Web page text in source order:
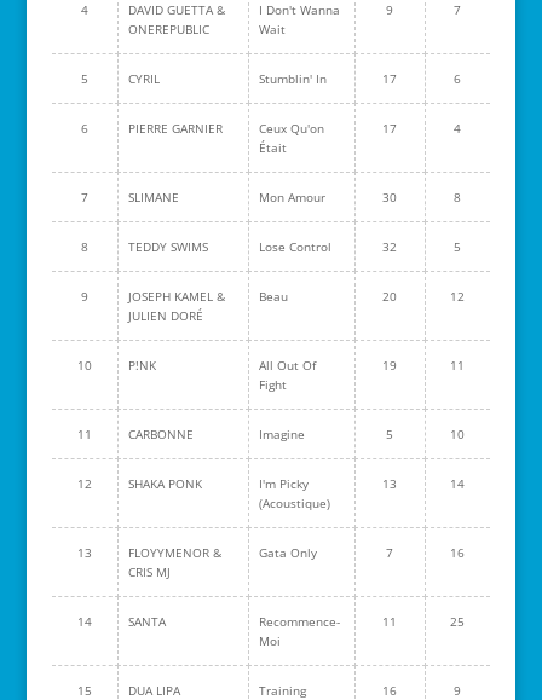
4
DAVID GUETTA &
ONEREPUBLIC
I Don't Wanna
Wait
9 7
5 CYRIL Stumblin' In 17 6
6 PIERRE GARNIER
Ceux Qu'on
Était
17 4
7 SLIMANE Mon Amour 30 8
8 TEDDY SWIMS Lose Control 32 5
9
JOSEPH KAMEL &
JULIEN DORÉ
Beau 20 12
10 P!NK
All Out Of
Fight
19 11
11 CARBONNE Imagine 5 10
12 SHAKA PONK
I'm Picky
(Acoustique)
13 14
13
FLOYYMENOR &
CRIS MJ
Gata Only 7 16
14 SANTA
Recommence-
Moi
11 25
15 DUA LIPA
Training
16 9